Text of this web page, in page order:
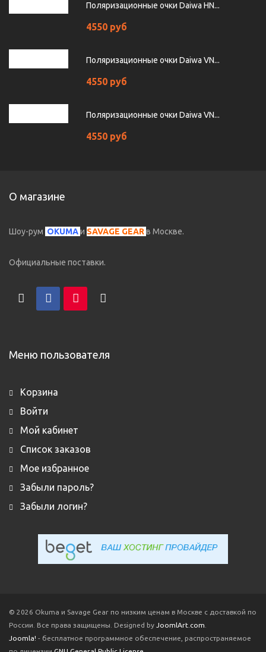
Поляризационные очки Daiwa HN...
4550 руб
Поляризационные очки Daiwa VN...
4550 руб
Поляризационные очки Daiwa VN...
4550 руб
О магазине
Шоу-рум OKUMAи SAVAGE GEAR в Москве.
Официальные поставки.
Меню пользователя
Корзина
Войти
Мой кабинет
Список заказов
Мое избранное
Забыли пароль?
Забыли логин?
© 2026 Okuma и Savage Gear по низким ценам в Москве с доставкой по
России. Все права защищены. Designed by JoomlArt.com
Joomla! - бесплатное программное обеспечение, распространяемое